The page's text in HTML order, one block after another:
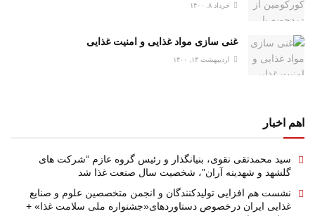
خرداد ۸, ۱۴۰۰
غنی سازی مواد غذایی و امنیت غذایی
اردیبهشت ۱۴, ۱۴۰۰
اهم اخبار
سید محمدتقی نقوی، بنیانگذار و رئیس گروه عازم “شرکت های
گلشهد و شهدینه آران”، شخصیت سال صنعت غذا شد
نشست هم افزایی تولیدکنندگان و انجمن متخصصین علوم و صنایع
غذایی ایران درخصوص دستاوردهای«جشنواره ملی سلامت غذا» +